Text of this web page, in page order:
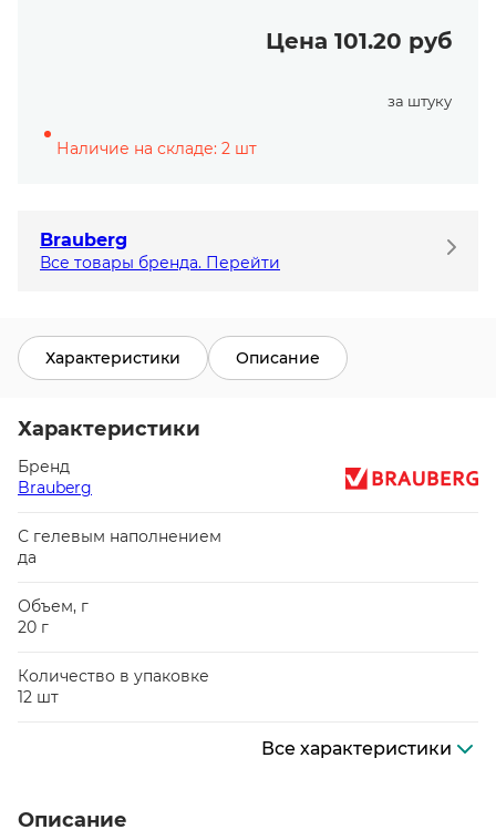
Цена 101.20 руб
за штуку
Наличие на складе: 2 шт
Brauberg
Все товары бренда. Перейти
Характеристики Описание
Характеристики
Бренд
Brauberg
С гелевым наполнением
да
Объем, г
20 г
Количество в упаковке
12 шт
Все характеристики
Описание